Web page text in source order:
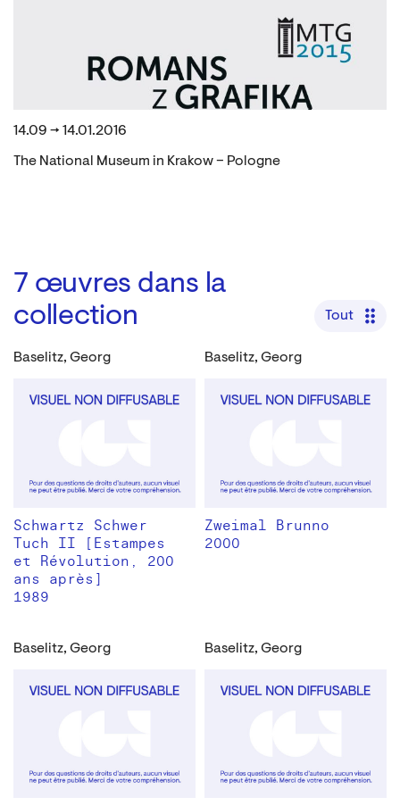
14.09 → 14.01.2016
The National Museum in Krakow – Pologne
7 œuvres dans la
collection
Tout
Baselitz, Georg
Schwartz Schwer
Tuch II [Estampes
et Révolution, 200
ans après]
1989
Baselitz, Georg
Zweimal Brunno
2000
Baselitz, Georg Baselitz, Georg